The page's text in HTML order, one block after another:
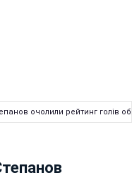
очолили рейтинг голів